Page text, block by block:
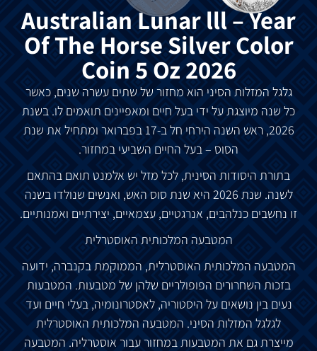
Australian Lunar lll – Year
Of The Horse Silver Color
Coin 5 Oz 2026
גלגל המזלות הסיני הוא מחזור של שתים עשרה שנים, כאשר
כל שנה מיוצגת על ידי בעל חיים ומאפיינים תואמים לו. בשנת
2026, ראש השנה הירחי חל ב-17 בפברואר ומתחיל את שנת
הסוס – בעל החיים השביעי במחזור.
בתורת היסודות הסינית, לכל מזל יש אלמנט תואם בהתאם
לשנה. שנת 2026 היא שנת סוס האש, ואנשים שנולדו בשנה
זו נחשבים כנלהבים, אנרגטיים, עצמאיים, יצירתיים ואמנותיים.
המטבעה המלכותית האוסטרלית
המטבעה המלכותית האוסטרלית, הממוקמת בקנברה, ידועה
בזכות השחרורים הפופולריים שלהן של מטבעות. המטבעות
נעים בין נושאים על היסטוריה, לאסטרונומיה, בעלי חיים ועד
לגלגל המזלות הסיני. המטבעה המלכותית האוסטרלית
מייצרת גם את המטבעות במחזור עבור אוסטרליה. המטבעה